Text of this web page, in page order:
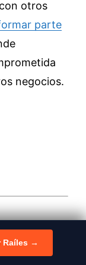
otros
parte
negocios.
Raíles →